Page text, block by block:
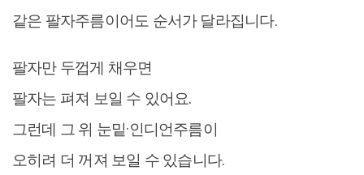
같은 팔자주름이어도 순서가 달라집니다.
팔자만 두껍게 채우면
팔자는 펴져 보일 수 있어요.
그런데 그 위 눈밑·인디언주름이
오히려 더 꺼져 보일 수 있습니다.